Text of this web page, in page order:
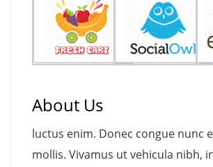
About Us
luctus enim. Donec congue nunc
mollis. Vivamus ut vehicula nibh,